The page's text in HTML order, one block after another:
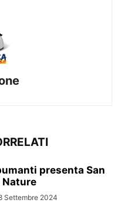
presenta San
Nature
Settembre 2024